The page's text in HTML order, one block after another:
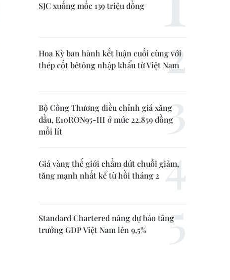
SJC xuống mốc 139 triệu đồng
Hoa Kỳ ban hành kết luận cuối cùng với
thép cốt bêtông nhập khẩu từ Việt Nam
Bộ Công Thương điều chỉnh giá xăng
dầu, E10RON95-III ở mức 22.859 đồng
mỗi lít
Giá vàng thế giới chấm dứt chuỗi giảm,
tăng mạnh nhất kể từ hồi tháng 2
Standard Chartered nâng dự báo tăng
trưởng GDP Việt Nam lên 9,5%